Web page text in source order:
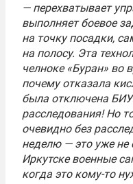
— перехватывает
выполняет боевое
на точку посадки,
на полосу. Эта
челноке «Буран» во
почему отказала
была отключена
расследования! Но
очевидно без
неделю — это уже не
Иркутске военные
когда это кому-то